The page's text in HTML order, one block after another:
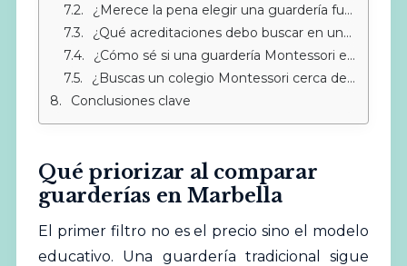
¿Merece la pena elegir una guardería fuera de Marbella?
¿Qué acreditaciones debo buscar en una guardería?
¿Cómo sé si una guardería Montessori es auténtica?
¿Buscas un colegio Montessori cerca de Sotogrande?
Conclusiones clave
Qué priorizar al comparar
guarderías en Marbella
El primer filtro no es el precio sino el modelo
educativo. Una guardería tradicional sigue